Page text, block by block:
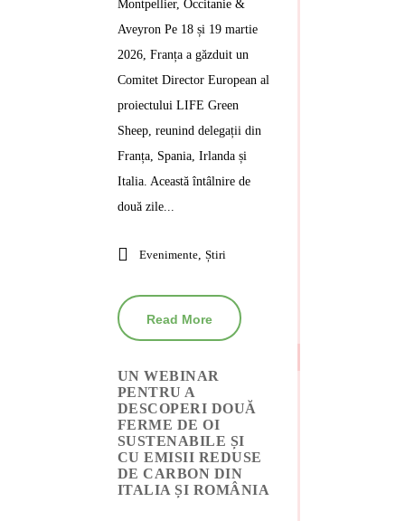
Montpellier, Occitanie &
Aveyron Pe 18 și 19 martie
2026, Franța a găzduit un
Comitet Director European al
proiectului LIFE Green
Sheep, reunind delegații din
Franța, Spania, Irlanda și
Italia. Această întâlnire de
două zile...
Evenimente, Știri
Read More
UN WEBINAR
PENTRU A
DESCOPERI DOUĂ
FERME DE OI
SUSTENABILE ȘI
CU EMISII REDUSE
DE CARBON DIN
ITALIA ȘI ROMÂNIA